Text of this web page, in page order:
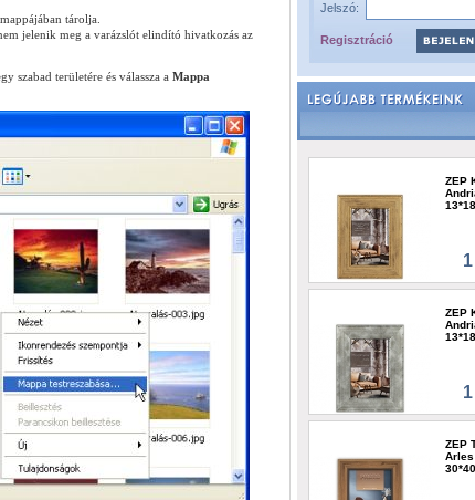
tárolja.
jelenik meg a varázslót elindító hivatkozás az
szabad területére és válassza a Mappa
Jelszó:
Regisztráció
ZEP
ZEP
ZEP